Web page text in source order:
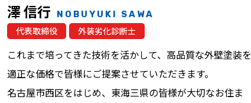
澤 信行 NOBUYUKI SAWA
代表取締役 外装劣化診断士
これまで培ってきた技術を活かして、高品質な外壁塗装を
適正な価格で皆様にご提案させていただきます。
名古屋市西区をはじめ、東海三県の皆様が大切なお住ま